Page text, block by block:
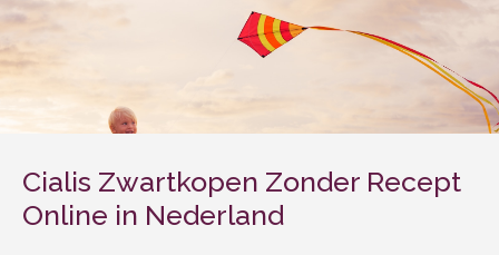
Cialis Zwartkopen Zonder Recept
Online in Nederland